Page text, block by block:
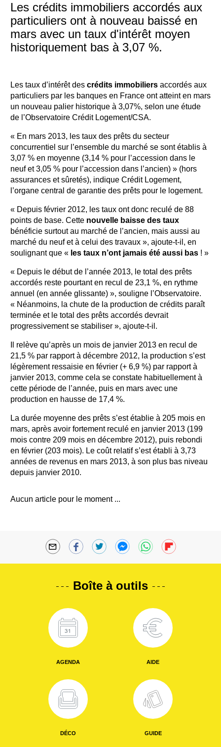
Les crédits immobiliers accordés aux
particuliers ont à nouveau baissé en
mars avec un taux d'intérêt moyen
historiquement bas à 3,07 %.
Les taux d’intérêt des crédits immobiliers accordés aux
particuliers par les banques en France ont atteint en mars
un nouveau palier historique à 3,07%, selon une étude
de l’Observatoire Crédit Logement/CSA.
« En mars 2013, les taux des prêts du secteur
concurrentiel sur l’ensemble du marché se sont établis à
3,07 % en moyenne (3,14 % pour l’accession dans le
neuf et 3,05 % pour l’accession dans l’ancien) » (hors
assurances et sûretés), indique Crédit Logement,
l’organe central de garantie des prêts pour le logement.
« Depuis février 2012, les taux ont donc reculé de 88
points de base. Cette nouvelle baisse des taux
bénéficie surtout au marché de l’ancien, mais aussi au
marché du neuf et à celui des travaux », ajoute-t-il, en
soulignant que « les taux n’ont jamais été aussi bas ! »
« Depuis le début de l’année 2013, le total des prêts
accordés reste pourtant en recul de 23,1 %, en rythme
annuel (en année glissante) », souligne l’Observatoire.
« Néanmoins, la chute de la production de crédits paraît
terminée et le total des prêts accordés devrait
progressivement se stabiliser », ajoute-t-il.
Il relève qu’après un mois de janvier 2013 en recul de
21,5 % par rapport à décembre 2012, la production s’est
légèrement ressaisie en février (+ 6,9 %) par rapport à
janvier 2013, comme cela se constate habituellement à
cette période de l’année, puis en mars avec une
production en hausse de 17,4 %.
La durée moyenne des prêts s’est établie à 205 mois en
mars, après avoir fortement reculé en janvier 2013 (199
mois contre 209 mois en décembre 2012), puis rebondi
en février (203 mois). Le coût relatif s’est établi à 3,73
années de revenus en mars 2013, à son plus bas niveau
depuis janvier 2010.
Aucun article pour le moment ...
Boîte à outils
AGENDA AIDE
DÉCO GUIDE